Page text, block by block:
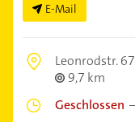
E-Mail
Leonrodstr.
9,7 km
Geschlossen